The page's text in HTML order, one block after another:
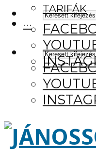
TARIFÁK
···